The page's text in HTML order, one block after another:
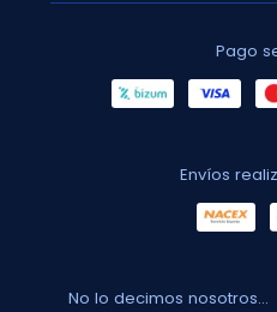
Pago
Envíos
No lo decimos nosotros...